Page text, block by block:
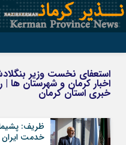
روبیکا
استعفای نخست وزیر
اخبار کرمان و شهرستان ها
خبری استان کرمان
ظریف:
خدمت ایران